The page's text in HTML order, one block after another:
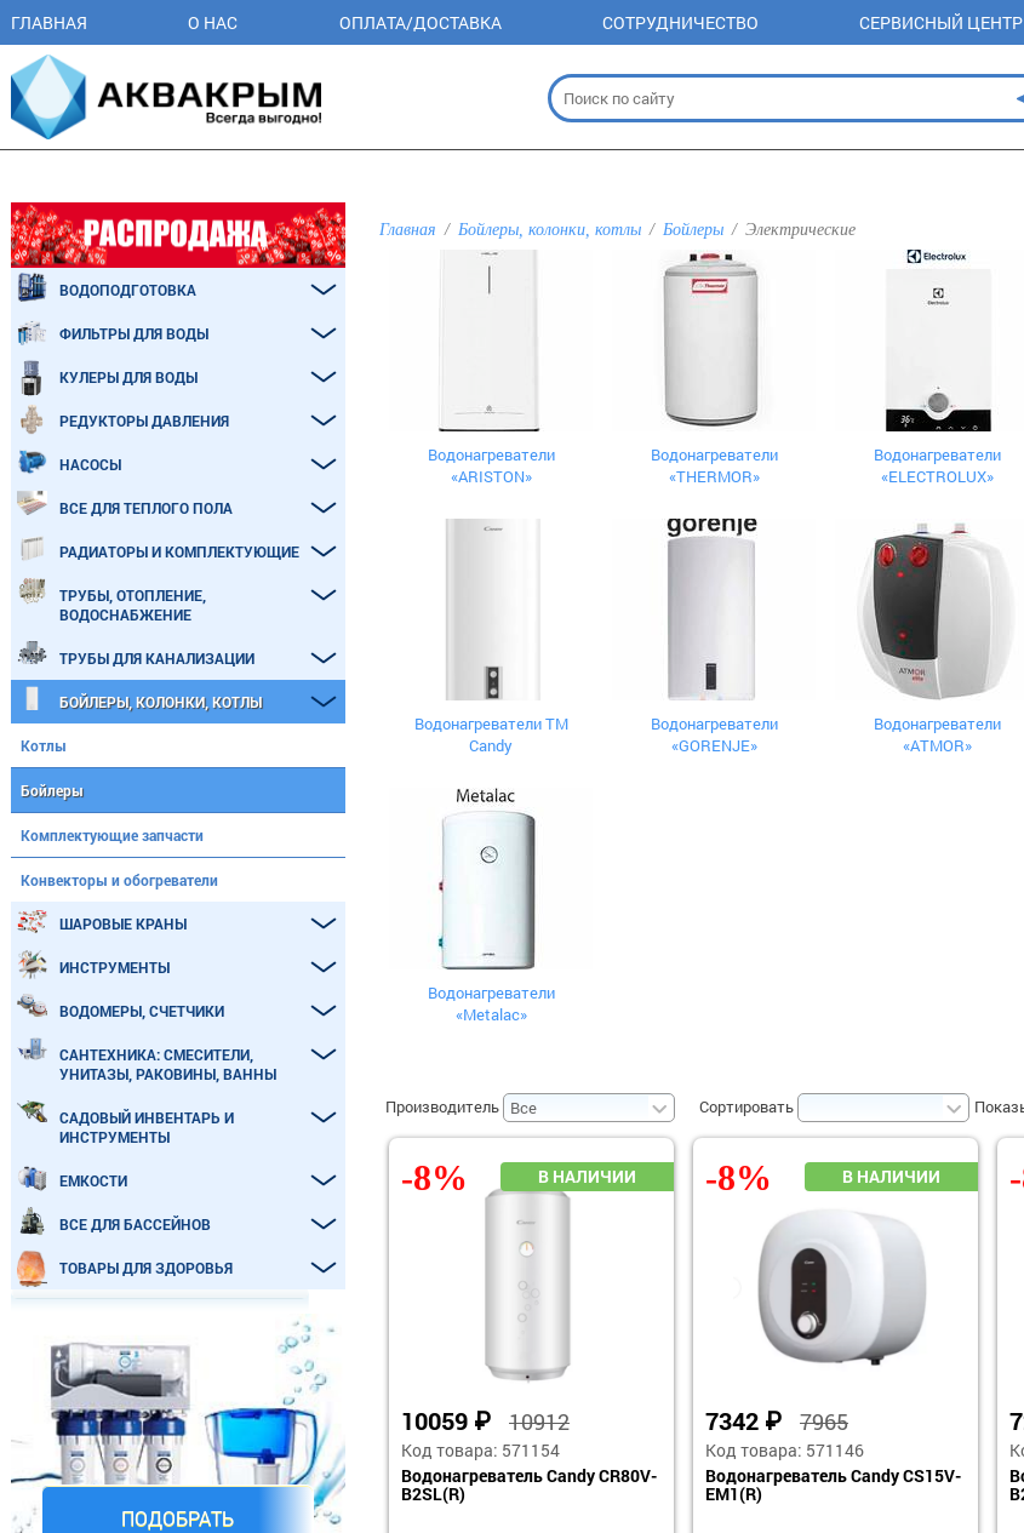
ГЛАВНАЯ О НАС ОПЛАТА/ДОСТАВКА СОТРУДНИЧЕСТВО СЕРВИСНЫЙ ЦЕНТР
Главная Бойлеры, колонки, котлы Бойлеры Электрические
Водонагреватели
«ARISTON»
Водонагреватели
«THERMOR»
Водонагреватели
«ELECTROLUX»
Водонагреватели ТМ
Candy
Водонагреватели
«GORENJE»
Водонагреватели
«ATMOR»
Водонагреватели
«Metalac»
Производитель Сортировать
10059 ₽ 10912
Код товара: 571154
Водонагреватель Candy CR80V-
B2SL(R)
-8%
7342 ₽ 7965
Код товара: 571146
Водонагреватель Candy CS15V-
EM1(R)
-8%
ВОДОПОДГОТОВКА
ФИЛЬТРЫ ДЛЯ ВОДЫ
КУЛЕРЫ ДЛЯ ВОДЫ
РЕДУКТОРЫ ДАВЛЕНИЯ
НАСОСЫ
ВСЕ ДЛЯ ТЕПЛОГО ПОЛА
РАДИАТОРЫ И КОМПЛЕКТУЮЩИЕ
ТРУБЫ, ОТОПЛЕНИЕ,
ВОДОСНАБЖЕНИЕ
ТРУБЫ ДЛЯ КАНАЛИЗАЦИИ
БОЙЛЕРЫ, КОЛОНКИ, КОТЛЫ
Котлы
Бойлеры
Комплектующие запчасти
Конвекторы и обогреватели
ШАРОВЫЕ КРАНЫ
ИНСТРУМЕНТЫ
ВОДОМЕРЫ, СЧЕТЧИКИ
САНТЕХНИКА: СМЕСИТЕЛИ,
УНИТАЗЫ, РАКОВИНЫ, ВАННЫ
САДОВЫЙ ИНВЕНТАРЬ И
ИНСТРУМЕНТЫ
ЕМКОСТИ
ВСЕ ДЛЯ БАССЕЙНОВ
ТОВАРЫ ДЛЯ ЗДОРОВЬЯ
ПОДОБРАТЬ